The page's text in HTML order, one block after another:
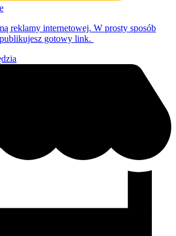
reklamy internetowej. W prosty sposób
gotowy link.